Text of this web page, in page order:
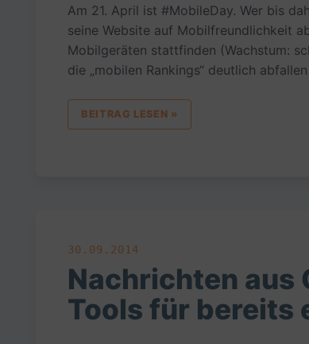
Am 21. April ist #MobileDay. Wer bis
seine Website auf Mobilfreundlichkeit
Mobilgeräten stattfinden (Wachstum:
die „mobilen Rankings“ deutlich
BEITRAG LESEN »
30.09.2014
Nachrichten aus
Tools für bereits